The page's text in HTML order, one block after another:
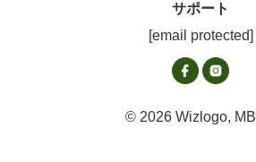
サポート
[email protected]
© 2026 Wizlogo, MB